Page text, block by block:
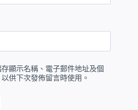
顯示名稱、電子郵件地址及個
供下次發佈留言時使用。